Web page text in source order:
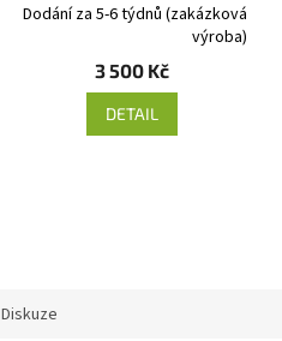
Dodání za 5-6 týdnů (zakázková
výroba)
3 500 Kč
DETAIL
Diskuze